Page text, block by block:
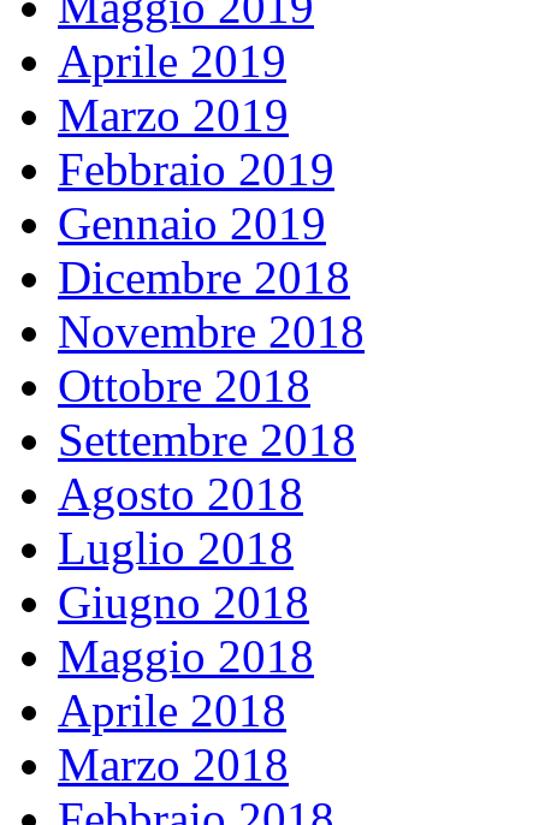
Aprile 2019
Marzo 2019
Febbraio 2019
Gennaio 2019
Dicembre 2018
Novembre 2018
Ottobre 2018
Settembre 2018
Agosto 2018
Luglio 2018
Giugno 2018
Maggio 2018
Aprile 2018
Marzo 2018